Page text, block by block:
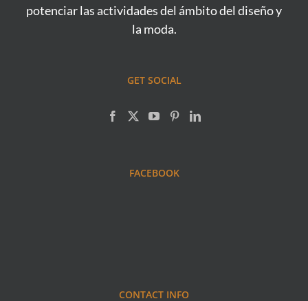
potenciar las actividades del ámbito del diseño y
la moda.
GET SOCIAL
FACEBOOK
CONTACT INFO